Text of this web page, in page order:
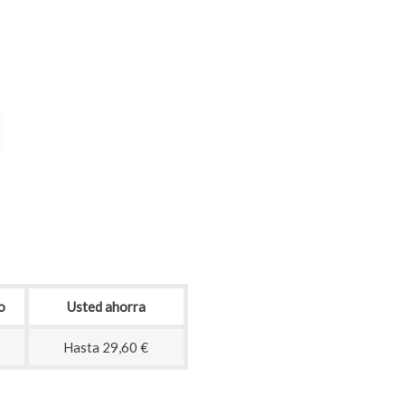
Usted ahorra
Hasta 29,60 €